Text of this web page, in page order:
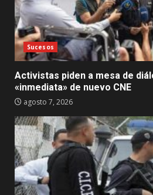
Sucesos
Activistas piden a mesa de
«inmediata» de nuevo CNE
agosto 7, 2026